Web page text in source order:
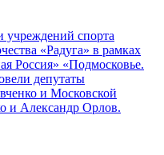
учреждений спорта
«Радуга» в рамках
Россия» «Подмосковье.
депутаты
и Московской
и Александр Орлов.